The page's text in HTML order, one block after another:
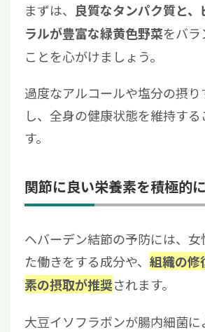
まずは、 良質なタンパク質と
ラルが豊富な緑黄色野菜をバラ
ことを心がけましょう。
過度なアルコールや塩分の摂
し、全身の健康状態を維持す
す。
関節に良い栄養素を積極的
ヘバーデン結節の予防には、
た働きをする成分や、 組織の修
素の摂取が推奨されます。
大豆イソフラボンが腸内細菌